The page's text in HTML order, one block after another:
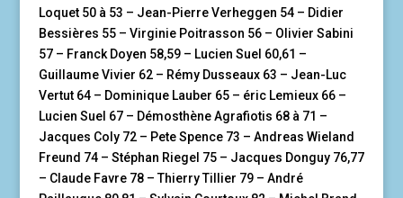
Loquet 50 à 53 – Jean-Pierre Verheggen 54 – Didier
Bessières 55 – Virginie Poitrasson 56 – Olivier Sabini
57 – Franck Doyen 58,59 – Lucien Suel 60,61 –
Guillaume Vivier 62 – Rémy Dusseaux 63 – Jean-Luc
Vertut 64 – Dominique Lauber 65 – éric Lemieux 66 –
Lucien Suel 67 – Démosthène Agrafiotis 68 à 71 –
Jacques Coly 72 – Pete Spence 73 – Andreas Wieland
Freund 74 – Stéphan Riegel 75 – Jacques Donguy 76,77
– Claude Favre 78 – Thierry Tillier 79 – André